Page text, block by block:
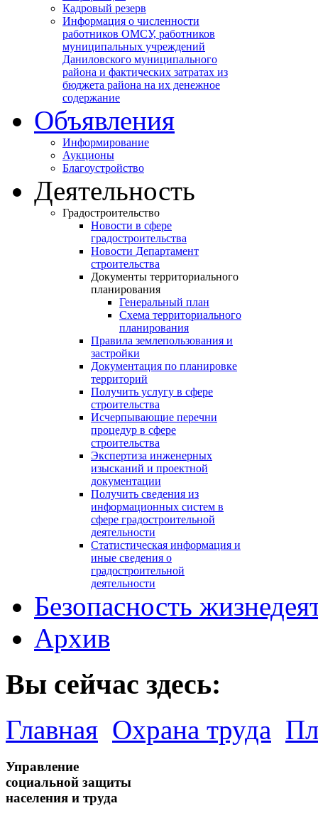
Кадровый резерв
Информация о численности
работников ОМСУ, работников
муниципальных учреждений
Даниловского муниципального
района и фактических затратах из
бюджета района на их денежное
содержание
Объявления
Информирование
Аукционы
Благоустройство
Деятельность
Градостроительство
Новости в сфере
градостроительства
Новости Департамент
строительства
Документы территориального
планирования
Генеральный план
Схема территориального
планирования
Правила землепользования и
застройки
Документация по планировке
территорий
Получить услугу в сфере
строительства
Исчерпывающие перечни
процедур в сфере
строительства
Экспертиза инженерных
изысканий и проектной
документации
Получить сведения из
информационных систем в
сфере градостроительной
деятельности
Статистическая информация и
иные сведения о
градостроительной
деятельности
Безопасность
Архив
Вы сейчас здесь:
Главная Охрана труда
Управление
социальной защиты
населения и труда